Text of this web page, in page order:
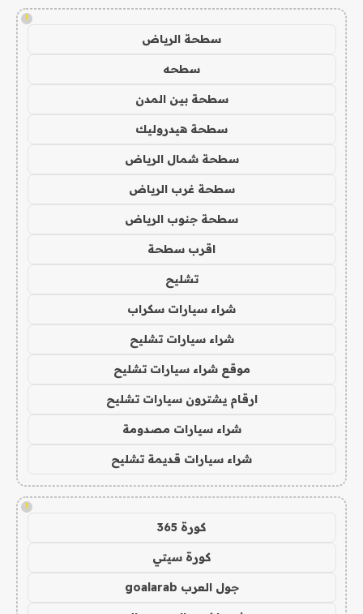
!
سطحة الرياض
سطحه
سطحة بين المدن
سطحة هيدروليك
سطحة شمال الرياض
سطحة غرب الرياض
سطحة جنوب الرياض
اقرب سطحة
تشليح
شراء سيارات سكراب
شراء سيارات تشليح
موقع شراء سيارات تشليح
ارقام يشترون سيارات تشليح
شراء سيارات مصدومة
شراء سيارات قديمة تشليح
!
كورة 365
كورة سيتي
جول العرب goalarab